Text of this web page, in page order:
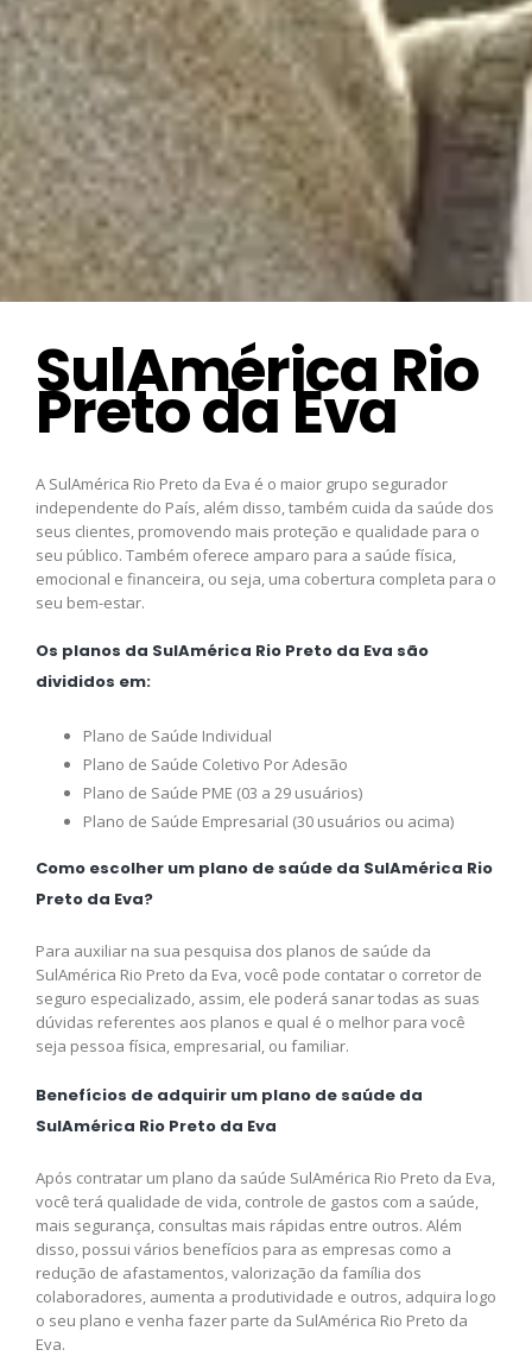
SulAmérica Rio
Preto da Eva
A SulAmérica Rio Preto da Eva é o maior grupo segurador
independente do País, além disso, também cuida da saúde dos
seus clientes, promovendo mais proteção e qualidade para o
seu público. Também oferece amparo para a saúde física,
emocional e financeira, ou seja, uma cobertura completa para o
seu bem-estar.
Os planos da SulAmérica Rio Preto da Eva são
divididos em:
Plano de Saúde Individual
Plano de Saúde Coletivo Por Adesão
Plano de Saúde PME (03 a 29 usuários)
Plano de Saúde Empresarial (30 usuários ou acima)
Como escolher um plano de saúde da SulAmérica Rio
Preto da Eva?
Para auxiliar na sua pesquisa dos planos de saúde da
SulAmérica Rio Preto da Eva, você pode contatar o corretor de
seguro especializado, assim, ele poderá sanar todas as suas
dúvidas referentes aos planos e qual é o melhor para você
seja pessoa física, empresarial, ou familiar.
Benefícios de adquirir um plano de saúde da
SulAmérica Rio Preto da Eva
Após contratar um plano da saúde SulAmérica Rio Preto da Eva,
você terá qualidade de vida, controle de gastos com a saúde,
mais segurança, consultas mais rápidas entre outros. Além
disso, possui vários benefícios para as empresas como a
redução de afastamentos, valorização da família dos
colaboradores, aumenta a produtividade e outros, adquira logo
o seu plano e venha fazer parte da SulAmérica Rio Preto da
Eva.